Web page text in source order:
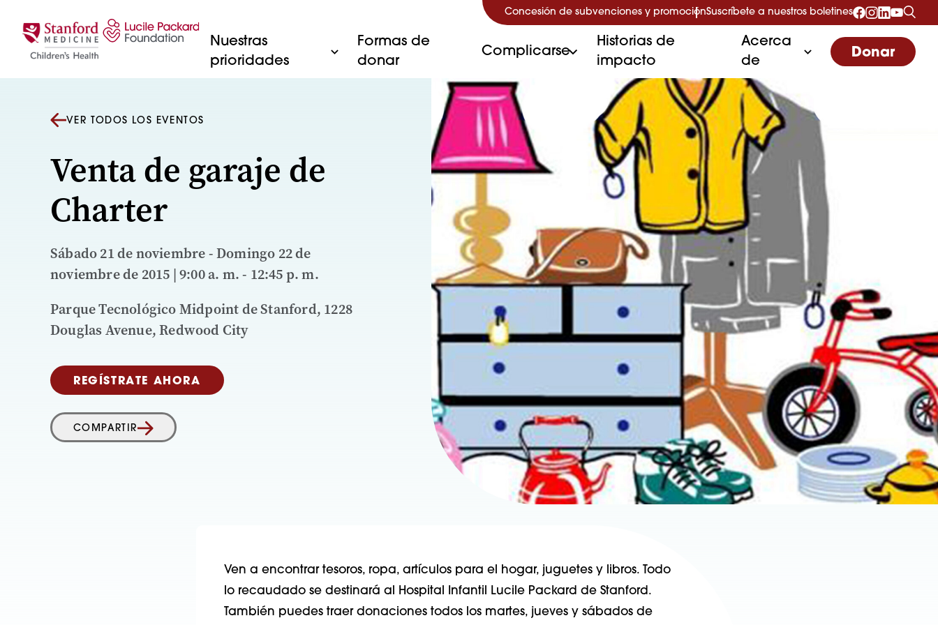
Concesión de subvenciones y promociónSuscríbete a nuestros boletines
Nuestras
prioridades
Formas de
donar
Complicarse
Historias de
impacto
Acerca
de
Donar
VER TODOS LOS EVENTOS
Venta de garaje de
Charter
Sábado 21 de noviembre - Domingo 22 de
noviembre de 2015 | 9:00 a. m. - 12:45 p. m.
Parque Tecnológico Midpoint de Stanford, 1228
Douglas Avenue, Redwood City
REGÍSTRATE AHORA
COMPARTIR
Ven a encontrar tesoros, ropa, artículos para el hogar, juguetes y libros. Todo
lo recaudado se destinará al Hospital Infantil Lucile Packard de Stanford.
También puedes traer donaciones todos los martes, jueves y sábados de